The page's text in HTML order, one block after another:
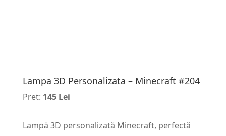
Lampa 3D Personalizata – Minecraft #204
Pret: 145 Lei
Lampă 3D personalizată Minecraft, perfectă